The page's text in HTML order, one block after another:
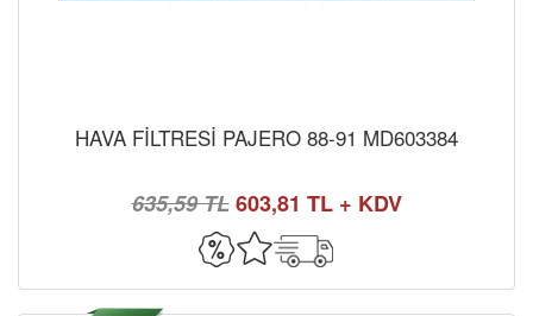
HAVA FİLTRESİ PAJERO 88-91 MD603384
635,59 TL603,81 TL + KDV